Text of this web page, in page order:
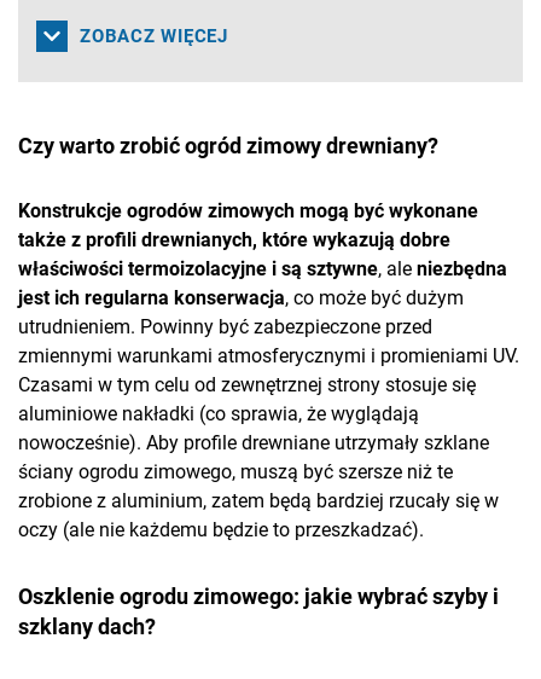
ZOBACZ WIĘCEJ
Czy warto zrobić ogród zimowy drewniany?
Konstrukcje ogrodów zimowych mogą być wykonane
także z profili drewnianych, które wykazują dobre
właściwości termoizolacyjne i są sztywne, ale niezbędna
jest ich regularna konserwacja, co może być dużym
utrudnieniem. Powinny być zabezpieczone przed
zmiennymi warunkami atmosferycznymi i promieniami UV.
Czasami w tym celu od zewnętrznej strony stosuje się
aluminiowe nakładki (co sprawia, że wyglądają
nowocześnie). Aby profile drewniane utrzymały szklane
ściany ogrodu zimowego, muszą być szersze niż te
zrobione z aluminium, zatem będą bardziej rzucały się w
oczy (ale nie każdemu będzie to przeszkadzać).
Oszklenie ogrodu zimowego: jakie wybrać szyby i
szklany dach?